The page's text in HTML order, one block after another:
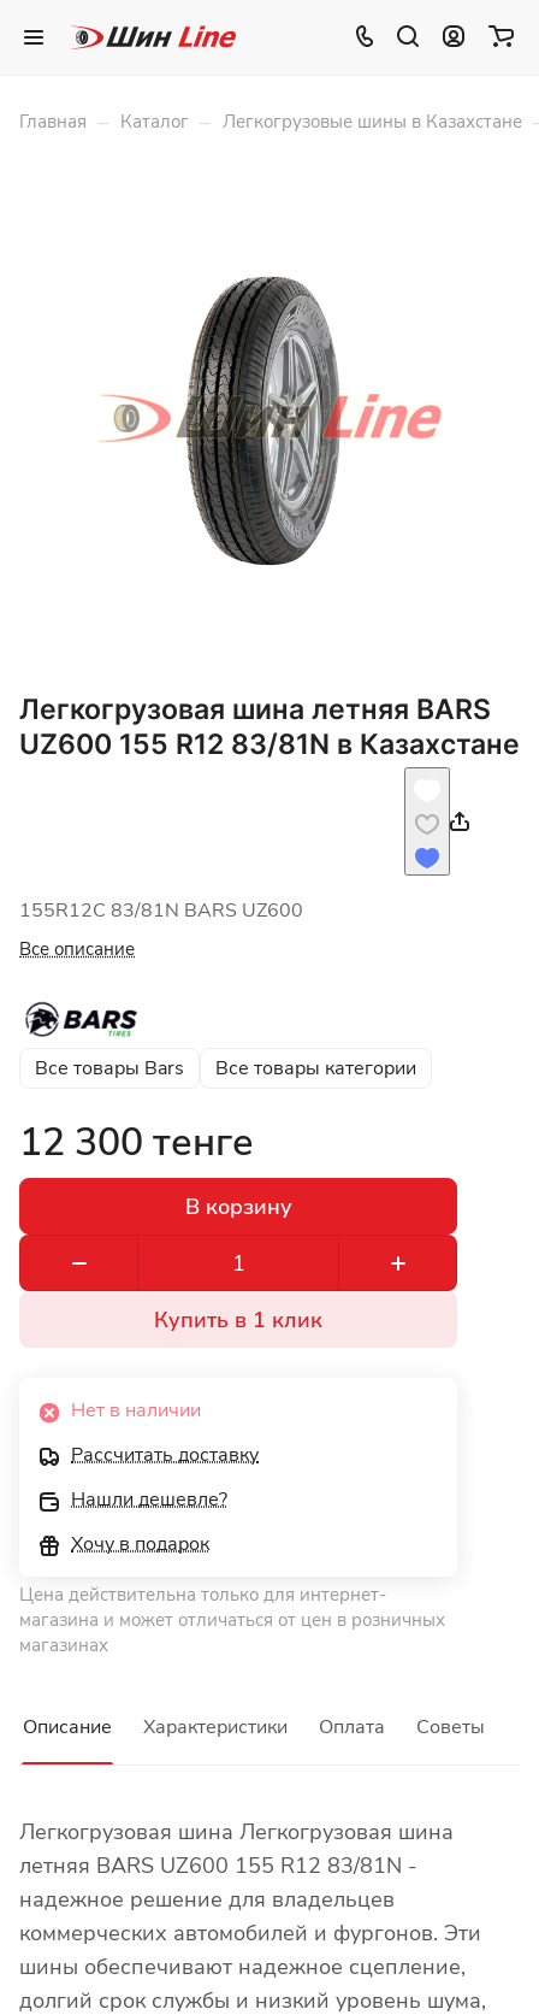
Главная – Каталог – Легкогрузовые шины в Казахстане
Легкогрузовая шина летняя BARS
UZ600 155 R12 83/81N в Казахстане
155R12C 83/81N BARS UZ600
Все описание
Все товары Bars Все товары категории
12 300 тенге
В корзину
Купить в 1 клик
Нет в наличии
Рассчитать доставку
Нашли дешевле?
Хочу в подарок
Цена действительна только для интернет-
магазина и может отличаться от цен в розничных
магазинах
Описание Характеристики Оплата Советы
Легкогрузовая шина Легкогрузовая шина
летняя BARS UZ600 155 R12 83/81N -
надежное решение для владельцев
коммерческих автомобилей и фургонов. Эти
шины обеспечивают надежное сцепление,
долгий срок службы и низкий уровень шума,